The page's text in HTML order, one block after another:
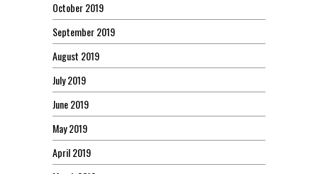
October 2019
September 2019
August 2019
July 2019
June 2019
May 2019
April 2019